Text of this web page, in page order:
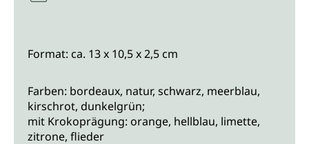
Format: ca. 13 x 10,5 x 2,5 cm
Farben: bordeaux, natur, schwarz, meerblau,
kirschrot, dunkelgrün;
mit Krokoprägung: orange, hellblau, limette,
zitrone, flieder